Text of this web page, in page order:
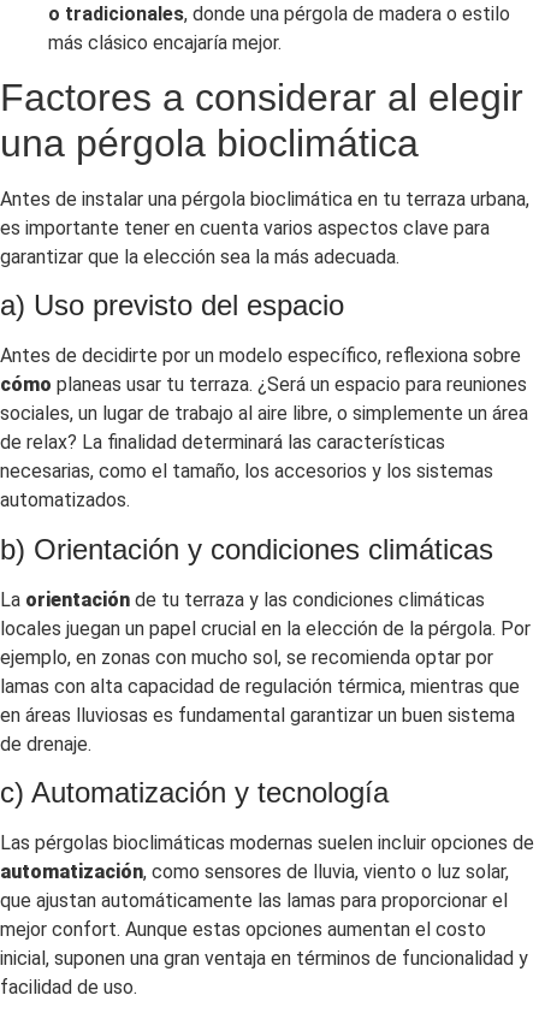
o tradicionales, donde una pérgola de madera o estilo
más clásico encajaría mejor.
Factores a considerar al elegir
una pérgola bioclimática
Antes de instalar una pérgola bioclimática en tu terraza urbana,
es importante tener en cuenta varios aspectos clave para
garantizar que la elección sea la más adecuada.
a) Uso previsto del espacio
Antes de decidirte por un modelo específico, reflexiona sobre
cómo planeas usar tu terraza. ¿Será un espacio para reuniones
sociales, un lugar de trabajo al aire libre, o simplemente un área
de relax? La finalidad determinará las características
necesarias, como el tamaño, los accesorios y los sistemas
automatizados.
b) Orientación y condiciones climáticas
La orientación de tu terraza y las condiciones climáticas
locales juegan un papel crucial en la elección de la pérgola. Por
ejemplo, en zonas con mucho sol, se recomienda optar por
lamas con alta capacidad de regulación térmica, mientras que
en áreas lluviosas es fundamental garantizar un buen sistema
de drenaje.
c) Automatización y tecnología
Las pérgolas bioclimáticas modernas suelen incluir opciones de
automatización, como sensores de lluvia, viento o luz solar,
que ajustan automáticamente las lamas para proporcionar el
mejor confort. Aunque estas opciones aumentan el costo
inicial, suponen una gran ventaja en términos de funcionalidad y
facilidad de uso.